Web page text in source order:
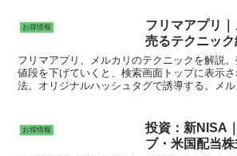
お得情報
フリマアプリ
売るテクニック
フリマアプリ、メルカリのテクニックを解説
値段を下げていくと、検索画面トップに表示
法。オリジナルハッシュタグで誘導する。メル
お得情報
投資：新NISA
ブ・米国配当株